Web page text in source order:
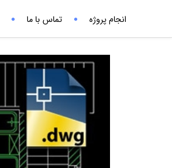
انجام پروژه تماس با ما